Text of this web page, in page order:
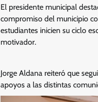
El presidente municipal
compromiso del municipio
estudiantes inicien su ciclo
motivador.
Jorge Aldana reiteró que
apoyos a las distintas